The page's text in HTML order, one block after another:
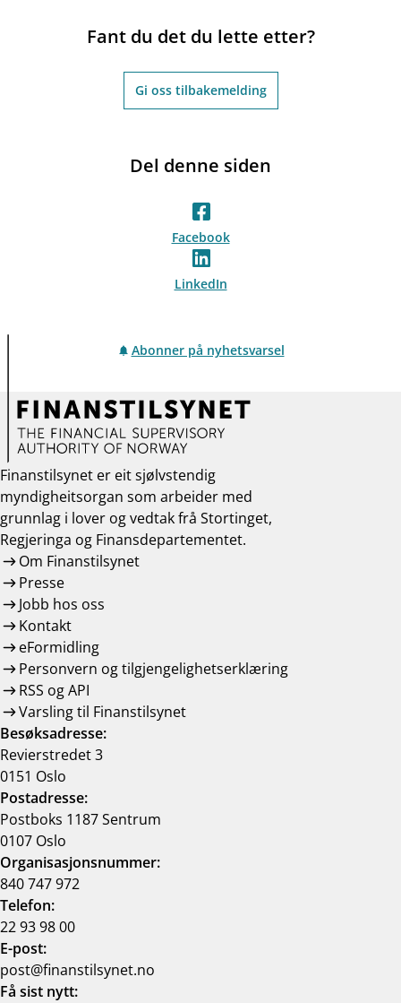
Fant du det du lette etter?
Gi oss tilbakemelding
Del denne siden
Facebook
LinkedIn
Abonner på nyhetsvarsel
Finanstilsynet er eit sjølvstendig
myndigheitsorgan som arbeider med
grunnlag i lover og vedtak frå Stortinget,
Regjeringa og Finansdepartementet.
Om Finanstilsynet
Presse
Jobb hos oss
Kontakt
eFormidling
Personvern og tilgjengelighetserklæring
RSS og API
Varsling til Finanstilsynet
Besøksadresse:
Revierstredet 3
0151 Oslo
Postadresse:
Postboks 1187 Sentrum
0107 Oslo
Organisasjonsnummer:
840 747 972
Telefon:
22 93 98 00
E-post:
post@finanstilsynet.no
Få sist nytt: